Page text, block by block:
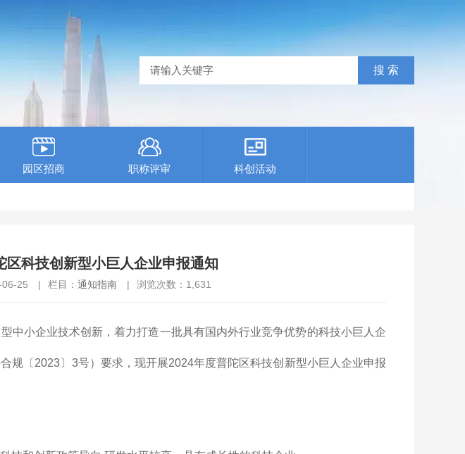
园区招商 职称评审 科创活动
区科技创新型小巨人企业申报通知
06-25 | 栏目： 通知指南 | 浏览次数： 1,631
中小企业技术创新，着力打造一批具有国内外行业竞争优势的科技小巨人企
规〔2023〕3号）要求，现开展2024年度普陀区科技创新型小巨人企业申报